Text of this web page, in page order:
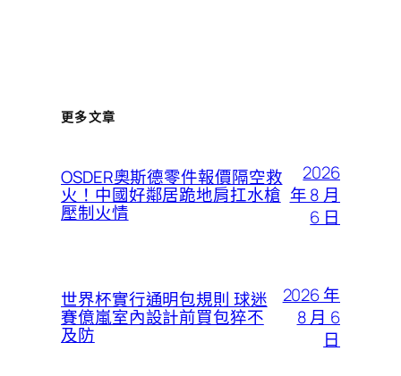
更多文章
OSDER奧斯德零件報價隔空救
火！中國好鄰居跪地肩扛水槍
壓制火情
2026
年 8 月
6 日
世界杯實行通明包規則 球迷
賽億嵐室內設計前買包猝不
及防
2026 年
8 月 6
日